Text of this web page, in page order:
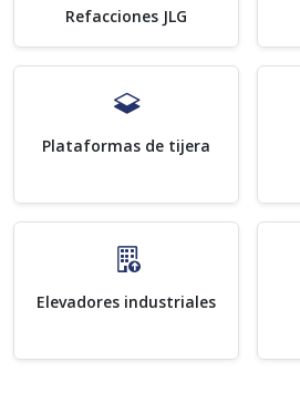
Refacciones JLG
Plataformas de tijera
Elevadores industriales